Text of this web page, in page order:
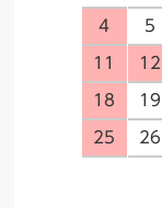
4 5
11 12
18 19
25 26